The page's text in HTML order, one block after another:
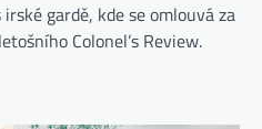
gardě, kde se omlouvá za
Colonel’s Review.